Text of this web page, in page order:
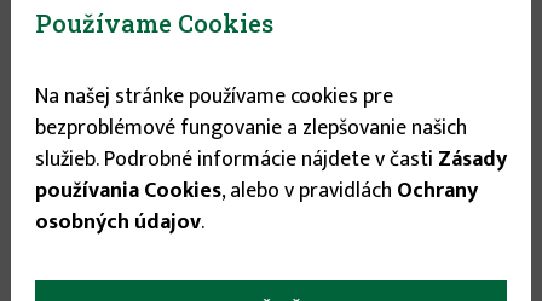
Stav tovaru: Na sklade
Veľkosť
48
24.98 €
Používame Cookies
Na našej stránke používame cookies pre
bezproblémové fungovanie a zlepšovanie našich
služieb. Podrobné informácie nájdete v časti Zásady
používania Cookies, alebo v pravidlách Ochrany
osobných údajov.